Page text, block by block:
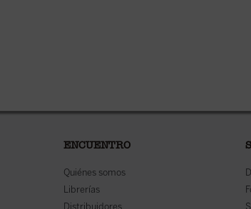
ENCUENTRO
Quiénes somos
Librerías
Distribuidores